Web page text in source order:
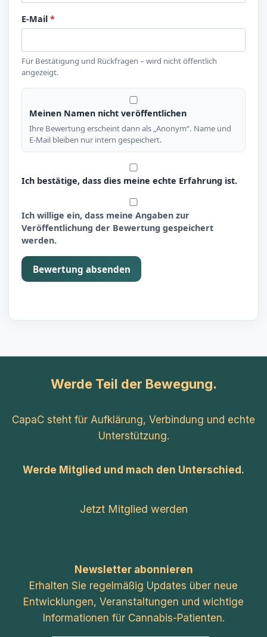
E-Mail*
Für Bestätigung und Rückfragen – wird nicht öffentlich
angezeigt.
Meinen Namen nicht veröffentlichen
Ihre Bewertung erscheint dann als „Anonym“. Name und
E-Mail bleiben nur intern gespeichert.
Ich bestätige, dass dies meine echte Erfahrung ist.
Ich willige ein, dass meine Angaben zur
Veröffentlichung der Bewertung gespeichert
werden.
Bewertung absenden
Werde Teil der Bewegung.
CapaC steht für Aufklärung, Verbindung und echte
Unterstützung.
Werde Mitglied und mach den Unterschied.
Jetzt Mitglied werden
Newsletter abonnieren
Erhalten Sie regelmäßig Updates über neue
Entwicklungen, Veranstaltungen und wichtige
Informationen für Cannabis-Patienten.